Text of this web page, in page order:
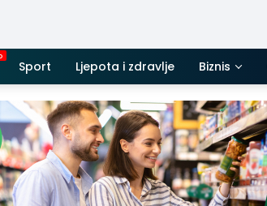
Sport Ljepota i zdravlje Biznis